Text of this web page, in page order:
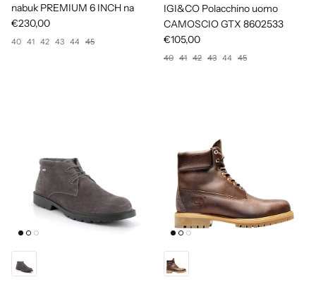
nabuk PREMIUM 6 INCH na
€230,00
40 41 42 43 44 45
IGI&CO Polacchino uomo
CAMOSCIO GTX 8602533
€105,00
40 41 42 43 44 45